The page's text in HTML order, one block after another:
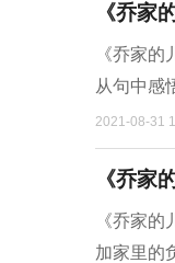
《乔家
《乔家
从句中感
2021-08-31
《乔家
《乔家
加家里的